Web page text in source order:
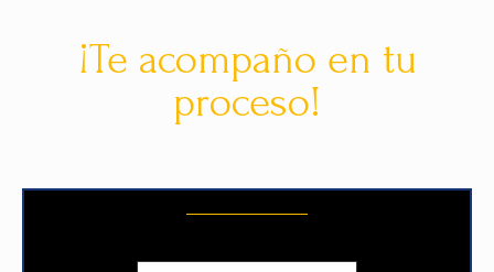
¡Te acompaño en tu
proceso!